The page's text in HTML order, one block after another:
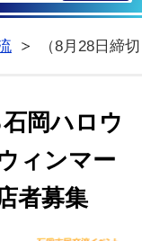
（8月28日締
石岡ハロウ
ィンマー
者募集